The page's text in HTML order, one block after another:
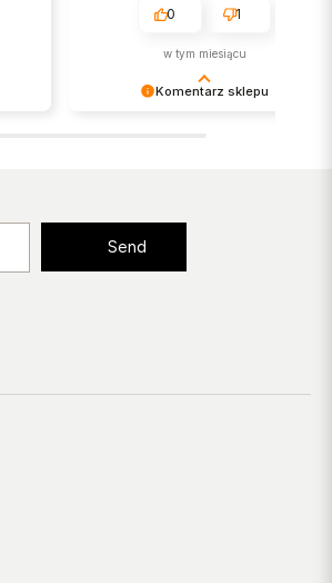
Komentarz sklepu
0 1
w tym miesiącu
Send